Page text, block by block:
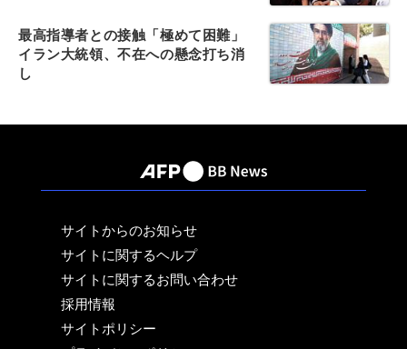
最高指導者との接触「極めて困難」
イラン大統領、不在への懸念打ち消
し
サイトからのお知らせ
サイトに関するヘルプ
サイトに関するお問い合わせ
採用情報
サイトポリシー